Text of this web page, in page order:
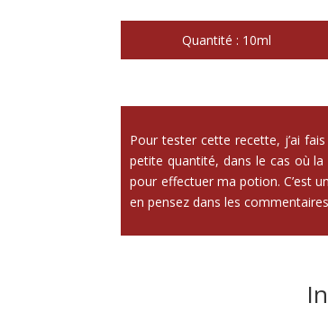
Quantité : 10ml
Pour tester cette recette, j’ai
petite quantité, dans le cas où la
pour effectuer ma potion. C’est
en pensez dans les